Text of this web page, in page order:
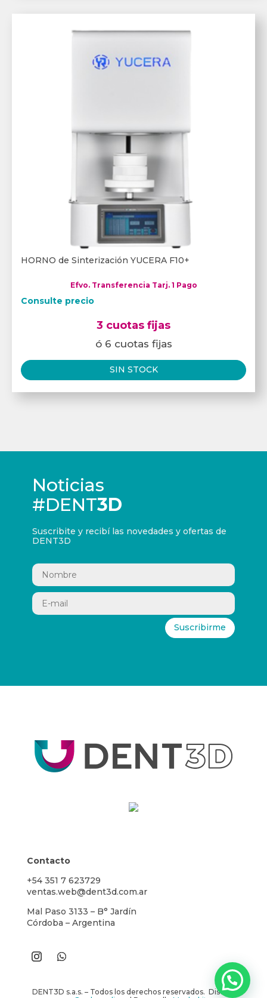
HORNO de Sinterización YUCERA F10+
Efvo. Transferencia Tarj. 1 Pago
Consulte precio
3 cuotas fijas
ó 6 cuotas fijas
SIN STOCK
Noticias
#DENT3D
Suscribite y recibí las novedades y ofertas de
DENT3D
Suscribirme
Contacto
+54 351 7 623729
ventas.web@dent3d.com.ar
Mal Paso 3133 – B° Jardín
Córdoba – Argentina
DENT3D s.a.s. – Todos los derechos reservados. Diseño